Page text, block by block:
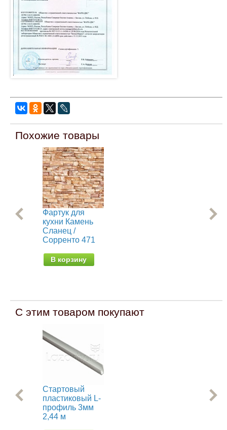
Похожие товары
Фартук для
кухни Камень
Сланец /
Сорренто 471
В корзину
С этим товаром покупают
Стартовый
пластиковый L-
профиль 3мм
2,44 м